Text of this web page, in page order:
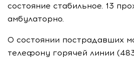
состояние стабильное. 13
амбулаторно.
О состоянии пострадавших
телефону горячей линии